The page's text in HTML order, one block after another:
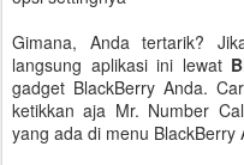
Gimana, Anda tertarik?
langsung aplikasi ini lewat
gadget BlackBerry Anda.
ketikkan aja Mr. Number
yang ada di menu BlackBerry